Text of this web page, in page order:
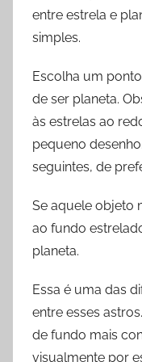
entre estrela e
simples.
Escolha um
de ser planeta.
às estrelas ao
pequeno
seguintes, de
Se aquele objeto
ao fundo
planeta.
Essa é uma das
entre esses
de fundo mais
visualmente por